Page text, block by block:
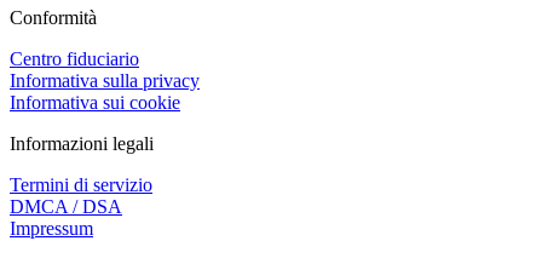
Conformità
Centro fiduciario
Informativa sulla privacy
Informativa sui cookie
Informazioni legali
Termini di servizio
DMCA / DSA
Impressum